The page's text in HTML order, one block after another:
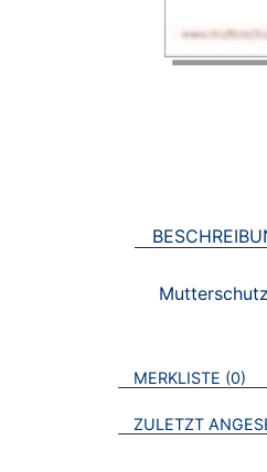
VERWEISE AUF
MERKLISTE 0
ZULETZT